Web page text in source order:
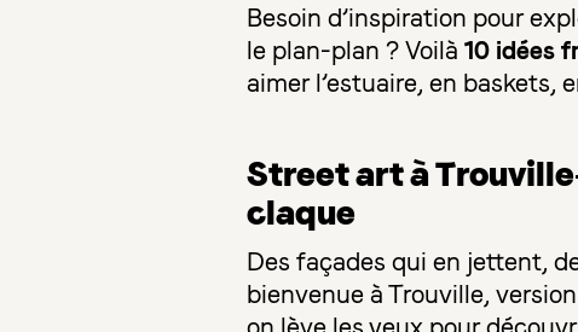
Besoin d’inspiration pour
le plan-plan ? Voilà 10 idées
aimer l’estuaire, en baskets,
Street art à
claque
Des façades qui en jettent,
bienvenue à Trouville,